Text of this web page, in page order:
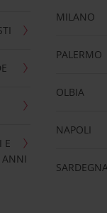
E
ANNI
MILANO
PALERMO
OLBIA
NAPOLI